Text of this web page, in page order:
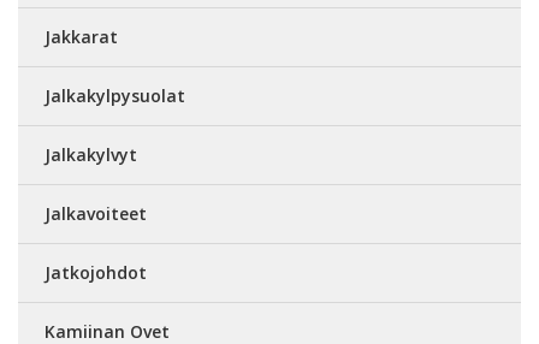
Jakkarat
Jalkakylpysuolat
Jalkakylvyt
Jalkavoiteet
Jatkojohdot
Kamiinan Ovet